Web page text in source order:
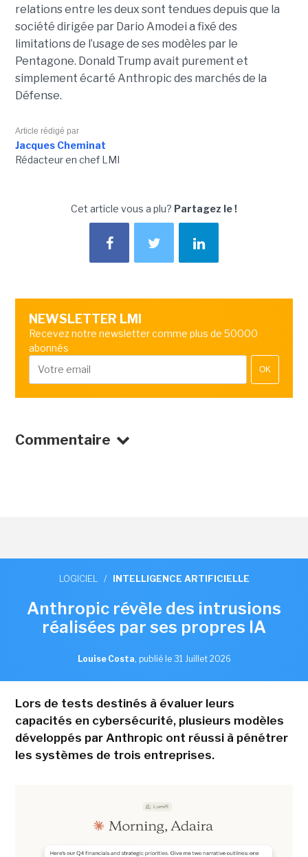
relations entre les deux sont tendues depuis que la
société dirigée par Dario Amodei a fixé des
limitations de l’usage de ses modèles par le
Pentagone. Donald Trump avait purement et
simplement écarté Anthropic des marchés de la
Défense.
Article rédigé par
Jacques Cheminat
Rédacteur en chef LMI
Cet article vous a plu? Partagez le !
NEWSLETTER LMI
Recevez notre newsletter comme plus de 50000
abonnés
OK
Commentaire
LOGICIEL / INTELLIGENCE ARTIFICIELLE
Anthropic révèle des intrusions
réalisées par ses propres IA
Louise Costa, publié le 31 Juillet 2026
Lors de tests destinés à évaluer leurs
capacités en cybersécurité, plusieurs modèles
développés par Anthropic ont réussi à pénétrer
les systèmes de trois entreprises.